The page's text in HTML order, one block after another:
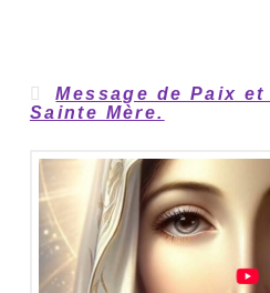
Message de Paix et
Sainte Mère.